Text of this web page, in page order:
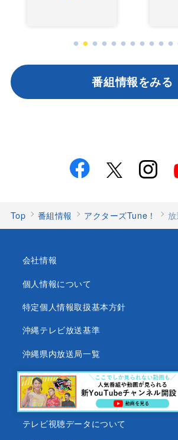
番組情報をみる
Top 番組情報 アクターズTune！
会社情報
個人情報について
特定個人情報取扱基本方針
沖縄テレビ放送基準
沖縄県内放送局一覧
番組審議会
沖縄テレビ名義の後援依頼について
テレビ視聴データについて